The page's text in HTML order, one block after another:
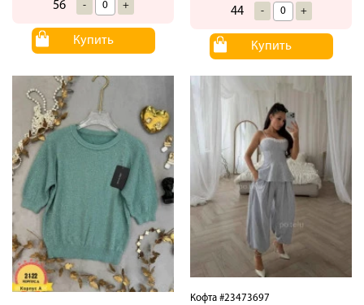
56 - +
Купить
44 - +
Купить
Кофта #23473697